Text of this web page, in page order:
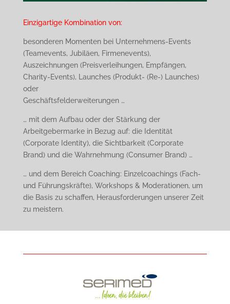
Einzigartige Kombination von:
besonderen Momenten bei Unternehmens-Events
(Teamevents, Jubiläen, Firmenevents),
Auszeichnungen (Preisverleihungen, Empfängen,
Charity-Events), Launches (Produkt- (Re-) Launches)
oder
Geschäftsfelderweiterungen …
… mit dem Aufbau oder der Stärkung der
Arbeitgebermarke in Bezug auf: die Identität
(Corporate Identity), die Sichtbarkeit (Corporate
Brand) und die Wahrnehmung (Consumer Brand) …
… und dem Bereich Coaching: Einzelcoachings (Fach-
und Führungskräfte), Workshops & Moderationen, um
die Basis zu schaffen, Herausforderungen unserer Zeit
zu meistern.